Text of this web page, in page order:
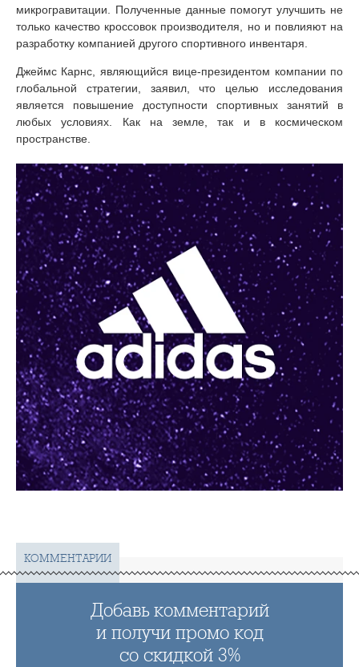
микрогравитации. Полученные данные помогут улучшить не
только качество кроссовок производителя, но и повлияют на
разработку компанией другого спортивного инвентаря.
Джеймс Карнс, являющийся вице-президентом компании по
глобальной стратегии, заявил, что целью исследования
является повышение доступности спортивных занятий в
любых условиях. Как на земле, так и в космическом
пространстве.
КОММЕНТАРИИ
Добавь комментарий
и получи промо код
со скидкой 3%